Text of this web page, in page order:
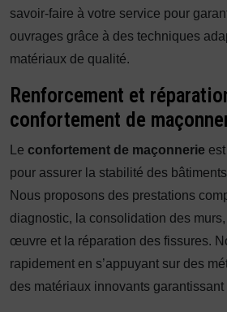
savoir-faire à votre service pour
ouvrages grâce à des techniques
matériaux de qualité.
Renforcement et
confortement de
Le confortement de maçonnerie
pour assurer la stabilité des
Nous proposons des prestations
diagnostic, la consolidation des
œuvre et la réparation des fissures.
rapidement en s’appuyant sur des
des matériaux innovants